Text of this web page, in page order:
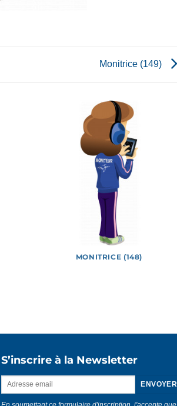
Monitrice (149)
MONITRICE (148)
S’inscrire à la Newsletter